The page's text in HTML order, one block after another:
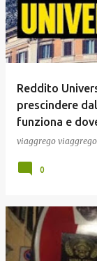
Reddito
prescindere
funziona e
viaggrego viaggrego
0